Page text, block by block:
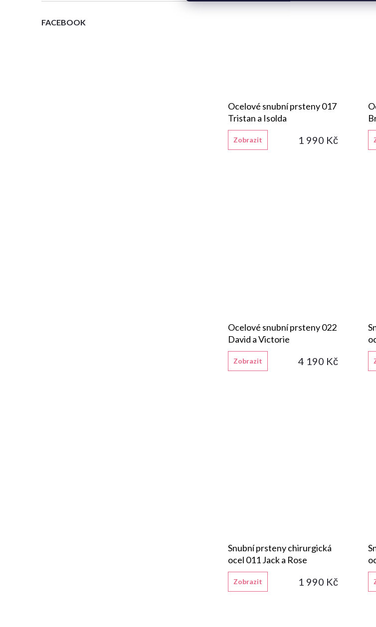
FACEBOOK
Ocelové snubní prsteny 017
Tristan a Isolda
1 990 Kč
Zobrazit
Ocelové snubní prsteny 022
David a Victorie
4 190 Kč
Zobrazit
Snubní prsteny chirurgická
ocel 011 Jack a Rose
1 990 Kč
Zobrazit